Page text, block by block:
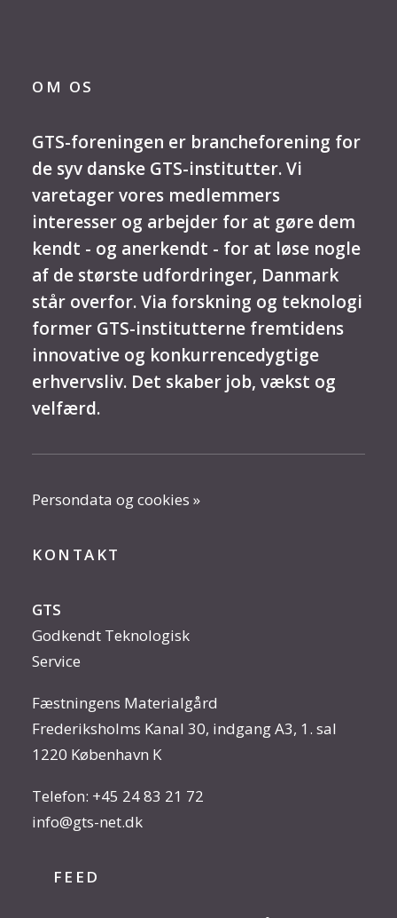
OM OS
GTS-foreningen er brancheforening for
de syv danske GTS-institutter. Vi
varetager vores medlemmers
interesser og arbejder for at gøre dem
kendt - og anerkendt - for at løse nogle
af de største udfordringer, Danmark
står overfor. Via forskning og teknologi
former GTS-institutterne fremtidens
innovative og konkurrencedygtige
erhvervsliv. Det skaber job, vækst og
velfærd.
Persondata og cookies »
KONTAKT
GTS
Godkendt Teknologisk
Service
Fæstningens Materialgård
Frederiksholms Kanal 30, indgang A3, 1. sal
1220 København K
Telefon: +45 24 83 21 72
info@gts-net.dk
FEED